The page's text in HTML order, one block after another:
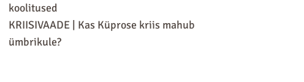
koolitused
KRIISIVAADE | Kas Küprose kriis mahub
ümbrikule?